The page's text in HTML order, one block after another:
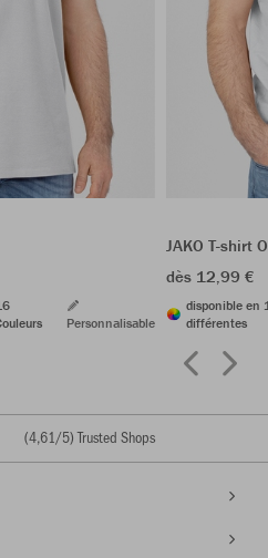
Personnalisable
JAKO T-shirt
dès 12,99 €
disponible en
différentes
(4,61/5) Trusted Shops